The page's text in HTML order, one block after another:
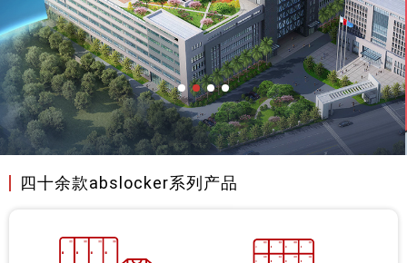
四十余款abslocker系列产品